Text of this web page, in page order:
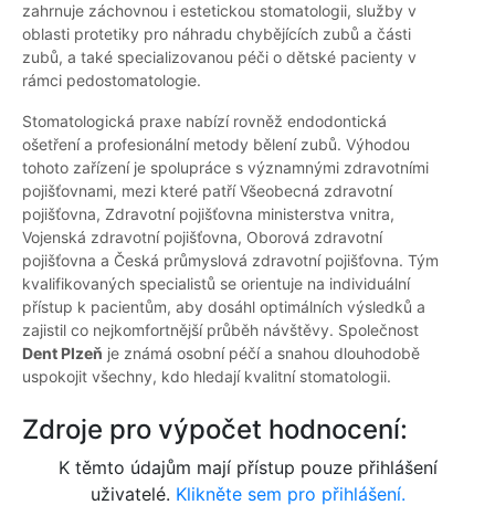
zahrnuje záchovnou i estetickou stomatologii, služby v
oblasti protetiky pro náhradu chybějících zubů a části
zubů, a také specializovanou péči o dětské pacienty v
rámci pedostomatologie.
Stomatologická praxe nabízí rovněž endodontická
ošetření a profesionální metody bělení zubů. Výhodou
tohoto zařízení je spolupráce s významnými zdravotními
pojišťovnami, mezi které patří Všeobecná zdravotní
pojišťovna, Zdravotní pojišťovna ministerstva vnitra,
Vojenská zdravotní pojišťovna, Oborová zdravotní
pojišťovna a Česká průmyslová zdravotní pojišťovna. Tým
kvalifikovaných specialistů se orientuje na individuální
přístup k pacientům, aby dosáhl optimálních výsledků a
zajistil co nejkomfortnější průběh návštěvy. Společnost
Dent Plzeň je známá osobní péčí a snahou dlouhodobě
uspokojit všechny, kdo hledají kvalitní stomatologii.
Zdroje pro výpočet hodnocení:
K těmto údajům mají přístup pouze přihlášení
uživatelé. Klikněte sem pro přihlášení.